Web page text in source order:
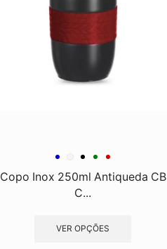
Copo Inox 250ml Antiqueda CB
C...
VER OPÇÕES